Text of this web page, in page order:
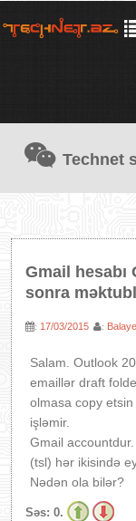
Technet
Gmail
sonra
: 17/03/2015 :
Salam. Outlook
emaillər draft
olmasa copy
işləmir.
Gmail accountdur.
(tsl) hər ikisində
Nədən ola bilər?
Səs: 0.